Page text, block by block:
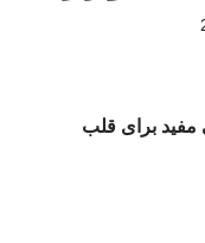
برای قلب